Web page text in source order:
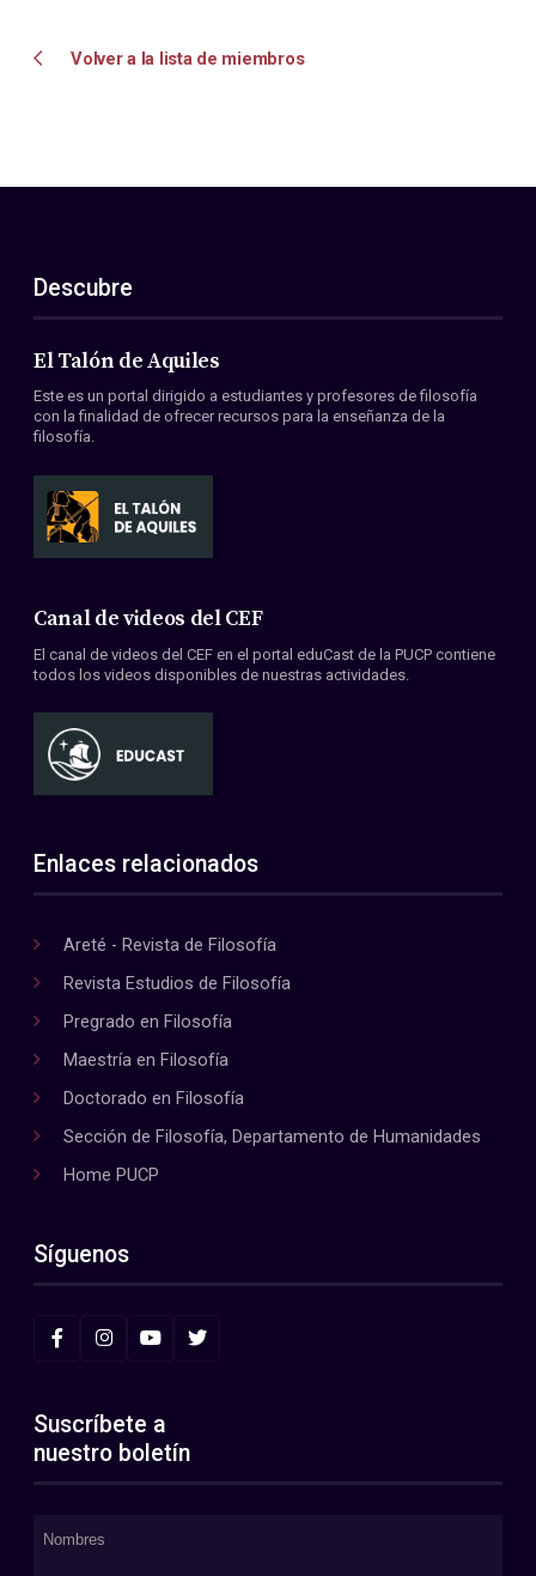
Volver a la lista de miembros
Descubre
El Talón de Aquiles
Este es un portal dirigido a estudiantes y profesores de filosofía
con la finalidad de ofrecer recursos para la enseñanza de la
filosofía.
Canal de videos del CEF
El canal de videos del CEF en el portal eduCast de la PUCP contiene
todos los videos disponibles de nuestras actividades.
Enlaces relacionados
Areté - Revista de Filosofía
Revista Estudios de Filosofía
Pregrado en Filosofía
Maestría en Filosofía
Doctorado en Filosofía
Sección de Filosofía, Departamento de Humanidades
Home PUCP
Síguenos
Suscríbete a
nuestro boletín